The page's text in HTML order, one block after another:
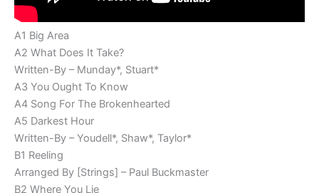
A1 Big Area
A2 What Does It Take?
Written-By – Munday*, Stuart*
A3 You Ought To Know
A4 Song For The Brokenhearted
A5 Darkest Hour
Written-By – Youdell*, Shaw*, Taylor*
B1 Reeling
Arranged By [Strings] – Paul Buckmaster
B2 Where You Lie